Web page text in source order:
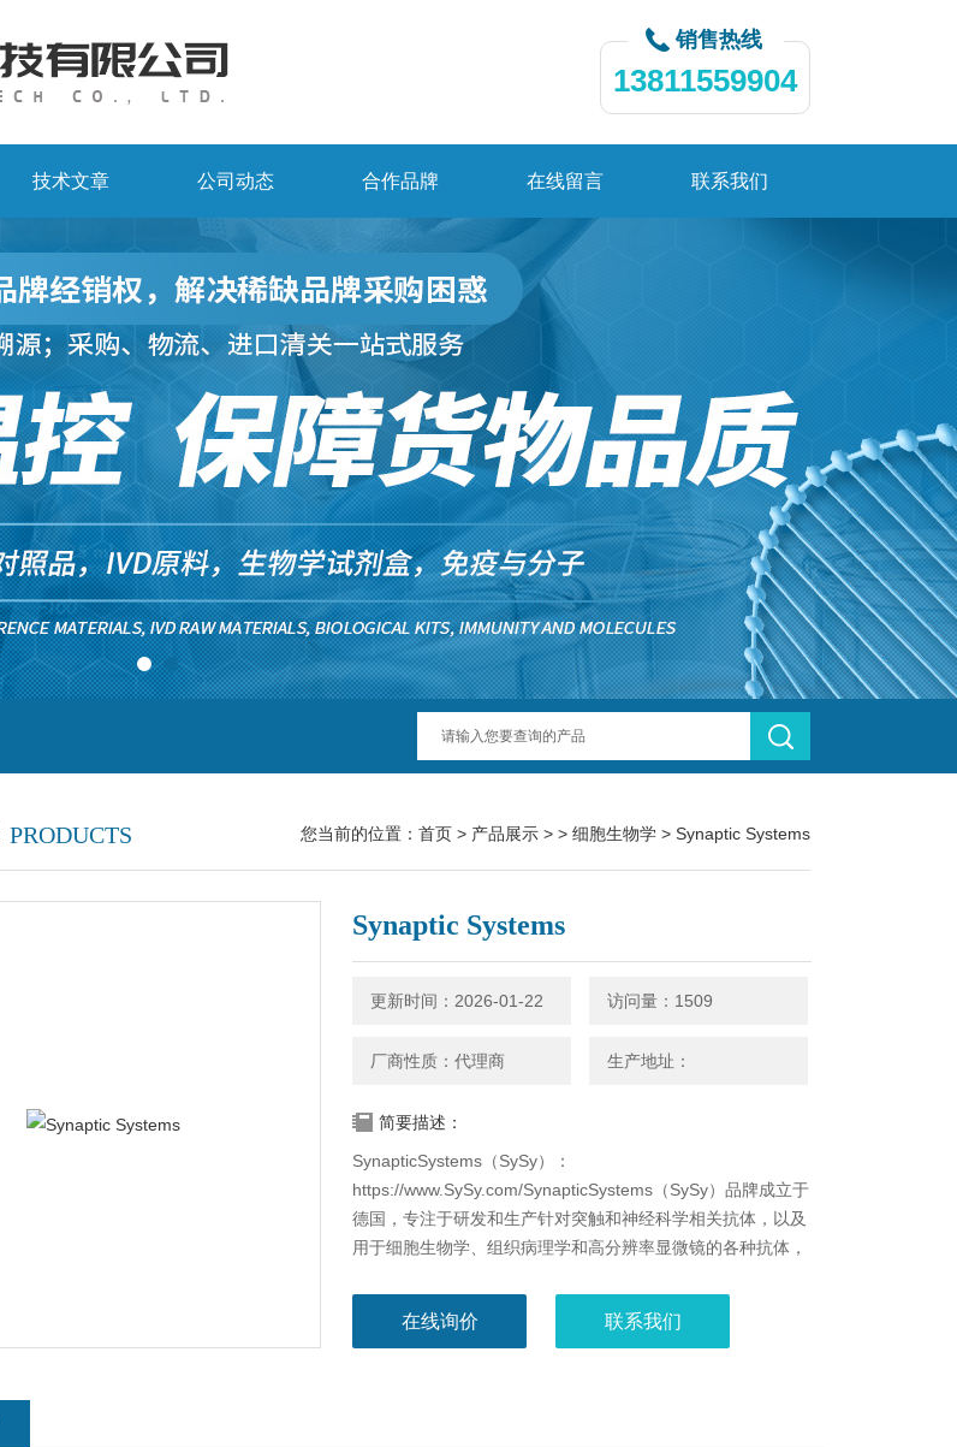
销售热线
13811559904
技术文章 公司动态 合作品牌 在线留言 联系我们
PRODUCTS 您当前的位置： 首页 > 产品展示 > > 细胞生物学 > Synaptic Systems
Synaptic Systems
更新时间：2026-01-22 访问量：1509
厂商性质：代理商 生产地址：
简要描述：
SynapticSystems（SySy）：
https://www.SySy.com/SynapticSystems（SySy）品牌成立于
德国，专注于研发和生产针对突触和神经科学相关抗体，以及
用于细胞生物学、组织病理学和高分辨率显微镜的各种抗体，
在线询价 联系我们